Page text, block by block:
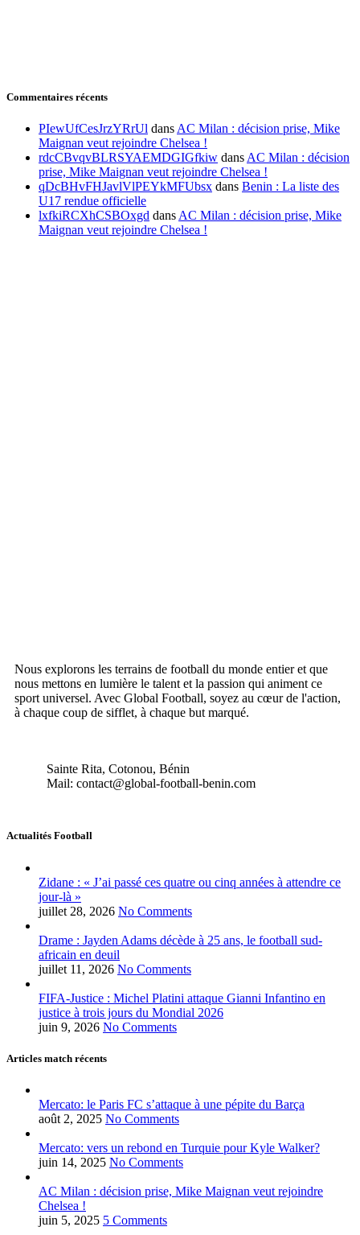
Commentaires récents
PIewUfCesJrzYRrUl dans AC Milan : décision prise, Mike
Maignan veut rejoindre Chelsea !
rdcCBvqvBLRSYAEMDGIGfkiw dans AC Milan : décision
prise, Mike Maignan veut rejoindre Chelsea !
qDcBHvFHJavlVlPEYkMFUbsx dans Benin : La liste des
U17 rendue officielle
lxfkiRCXhCSBOxgd dans AC Milan : décision prise, Mike
Maignan veut rejoindre Chelsea !
Nous explorons les terrains de football du monde entier et que
nous mettons en lumière le talent et la passion qui animent ce
sport universel. Avec Global Football, soyez au cœur de l'action,
à chaque coup de sifflet, à chaque but marqué.
Sainte Rita, Cotonou, Bénin
Mail: contact@global-football-benin.com
Actualités Football
Zidane : « J’ai passé ces quatre ou cinq années à attendre ce
jour-là »
juillet 28, 2026 No Comments
Drame : Jayden Adams décède à 25 ans, le football sud-
africain en deuil
juillet 11, 2026 No Comments
FIFA-Justice : Michel Platini attaque Gianni Infantino en
justice à trois jours du Mondial 2026
juin 9, 2026 No Comments
Articles match récents
Mercato: le Paris FC s’attaque à une pépite du Barça
août 2, 2025 No Comments
Mercato: vers un rebond en Turquie pour Kyle Walker?
juin 14, 2025 No Comments
AC Milan : décision prise, Mike Maignan veut rejoindre
Chelsea !
juin 5, 2025 5 Comments